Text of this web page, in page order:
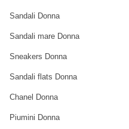
Sandali Donna
Sandali mare Donna
Sneakers Donna
Sandali flats Donna
Chanel Donna
Piumini Donna